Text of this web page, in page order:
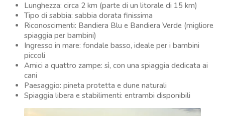
Lunghezza: circa 2 km (parte di un litorale di 15 km)
Tipo di sabbia: sabbia dorata finissima
Riconoscimenti: Bandiera Blu e Bandiera Verde (migliore
spiaggia per bambini)
Ingresso in mare: fondale basso, ideale per i bambini
piccoli
Amici a quattro zampe: sì, con una spiaggia dedicata ai
cani
Paesaggio: pineta protetta e dune naturali
Spiaggia libera e stabilimenti: entrambi disponibili